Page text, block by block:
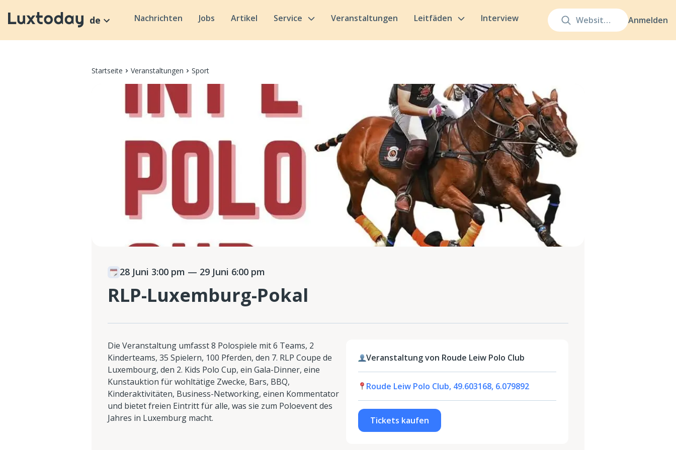
Anmelden
de Nachrichten Jobs Artikel Service Veranstaltungen Leitfäden Interview
Startseite Veranstaltungen Sport
28 Juni 3:00 pm — 29 Juni 6:00 pm
RLP-Luxemburg-Pokal
Die Veranstaltung umfasst 8 Polospiele mit 6 Teams, 2
Kinderteams, 35 Spielern, 100 Pferden, den 7. RLP Coupe de
Luxembourg, den 2. Kids Polo Cup, ein Gala-Dinner, eine
Kunstauktion für wohltätige Zwecke, Bars, BBQ,
Kinderaktivitäten, Business-Networking, einen Kommentator
und bietet freien Eintritt für alle, was sie zum Poloevent des
Jahres in Luxemburg macht.
Veranstaltung von Roude Leiw Polo Club
Roude Leiw Polo Club, 49.603168, 6.079892
Tickets kaufen